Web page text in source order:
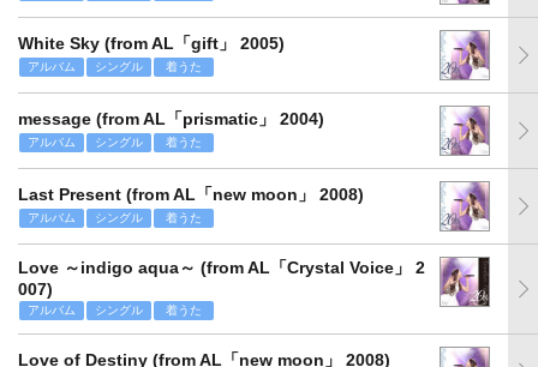
White Sky (from AL「gift」 2005)
アルバム シングル 着うた
message (from AL「prismatic」 2004)
アルバム シングル 着うた
Last Present (from AL「new moon」 2008)
アルバム シングル 着うた
Love ～indigo aqua～ (from AL「Crystal Voice」 2
007)
アルバム シングル 着うた
Love of Destiny (from AL「new moon」 2008)